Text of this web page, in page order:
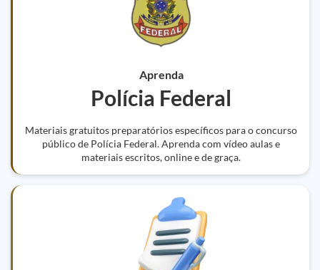
Aprenda
Polícia Federal
Materiais gratuitos preparatórios específicos para o concurso
público de Polícia Federal. Aprenda com vídeo aulas e
materiais escritos, online e de graça.